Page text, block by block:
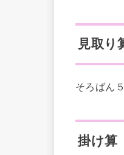
見取
そろばん
掛け